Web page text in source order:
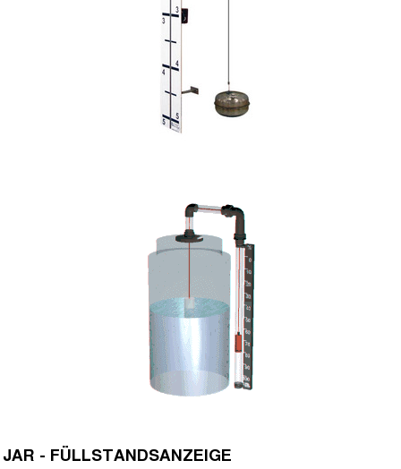
JAR - FÜLLSTANDSANZEIGE